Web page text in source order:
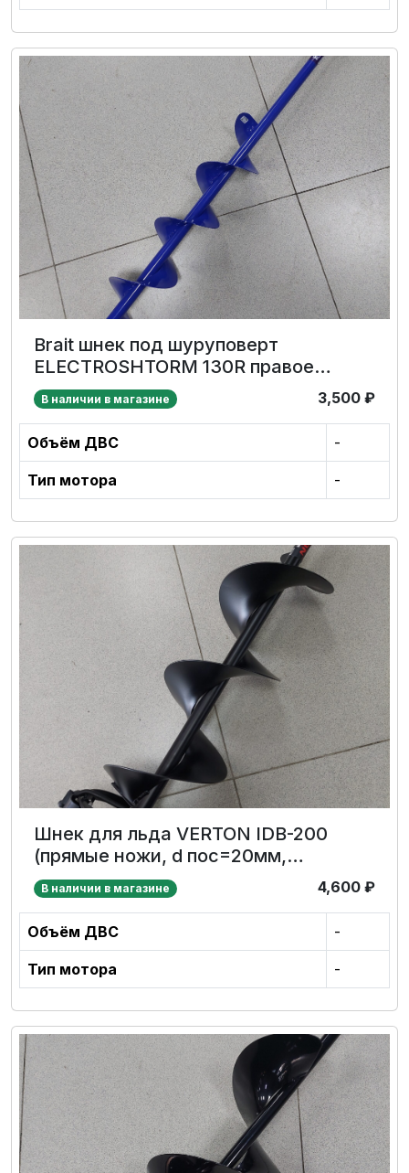
Brait шнек под шуруповерт
ELECTROSHTORM 130R правое
вращение (SEH-130R)
В наличии в магазине 3,500 ₽
Объём ДВС -
Тип мотора -
Шнек для льда VERTON IDB-200
(прямые ножи, d пос=20мм,
D=200мм,L-800мм)
В наличии в магазине 4,600 ₽
Объём ДВС -
Тип мотора -